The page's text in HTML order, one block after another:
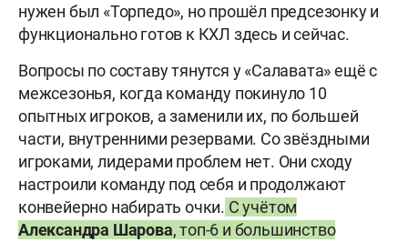
нужен был «Торпедо», но прошёл предсезонку и
функционально готов к КХЛ здесь и сейчас.
Вопросы по составу тянутся у «Салавата» ещё с
межсезонья, когда команду покинуло 10
опытных игроков, а заменили их, по большей
части, внутренними резервами. Со звёздными
игроками, лидерами проблем нет. Они сходу
настроили команду под себя и продолжают
конвейерно набирать очки. С учётом
Александра Шарова, топ-6 и большинство